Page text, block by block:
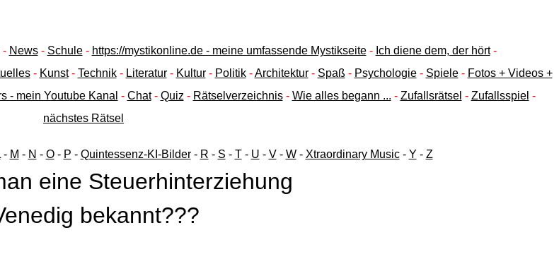
- News- Schule- https://mystikonline.de - meine umfassende Mystikseite- Ich diene dem, der hört-
- Kunst- Technik- Literatur- Kultur- Politik-Architektur- Spaß - Psychologie- Spiele- Fotos + Videos +
- mein Youtube Kanal - Chat- Quiz - Rätselverzeichnis- Wie alles begann ... - Zufallsrätsel - Zufallsspiel -
nächstes Rätsel
- M - N - O- P - Quintessenz-KI-Bilder- R - S - T- U - V- W- Xtraordinary Music- Y - Z
eine Steuerhinterziehung
bekannt???